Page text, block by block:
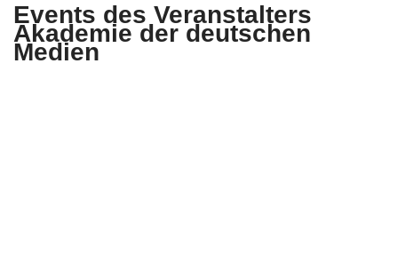
Events des Veranstalters
Akademie der deutschen
Medien